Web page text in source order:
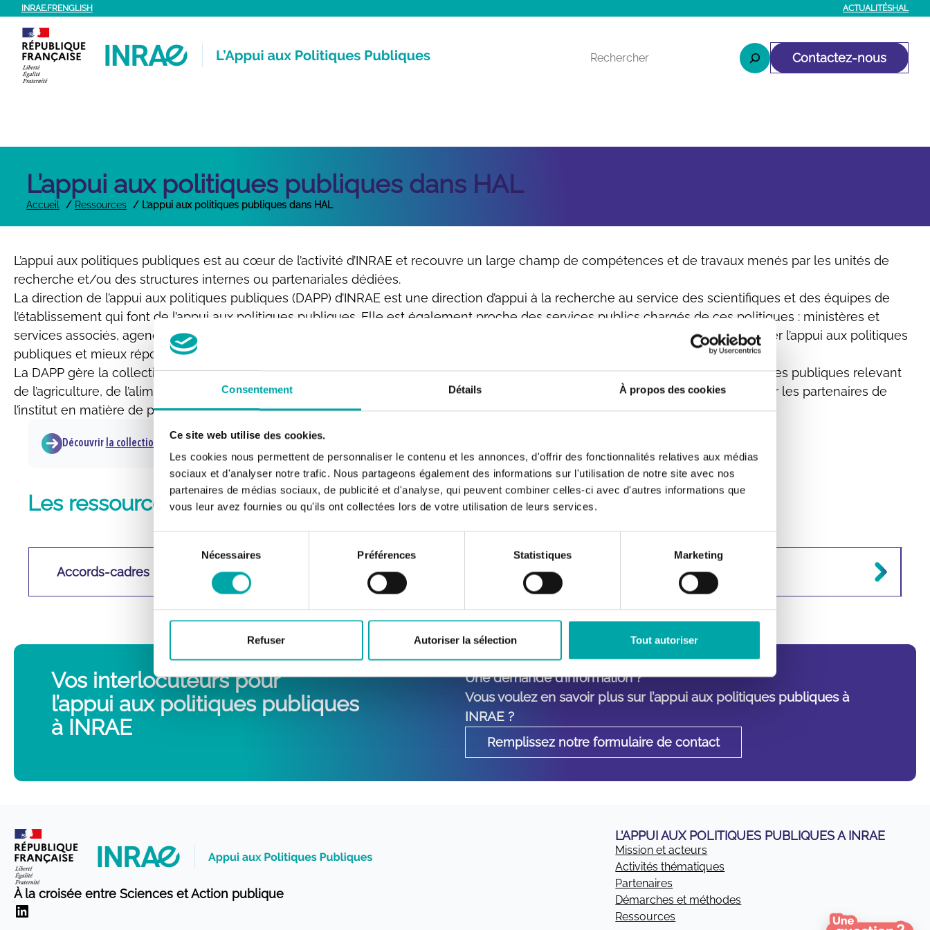
Consentement Détails À propos des cookies
Ce site web utilise des cookies.
Les cookies nous permettent de personnaliser le contenu et les annonces, d'offrir des fonctionnalités relatives aux médias
sociaux et d'analyser notre trafic. Nous partageons également des informations sur l'utilisation de notre site avec nos
partenaires de médias sociaux, de publicité et d'analyse, qui peuvent combiner celles-ci avec d'autres informations que
vous leur avez fournies ou qu'ils ont collectées lors de votre utilisation de leurs services.
consentement
Nécessaires Préférences Statistiques Marketing
Refuser Autoriser la sélection Tout autoriser
Aller
contenu
INRAE.FRENGLISH ACTUALITÉSHAL
Rechercher Contactez-nous
L’appui aux politiques publiques dans HAL
Accueil Ressources L’appui aux politiques publiques dans HAL
L’appui aux politiques publiques est au cœur de l’activité d’INRAE et recouvre un large champ de compétences et de travaux menés par les unités de
recherche et/ou des structures internes ou partenariales dédiées.
La direction de l’appui aux politiques publiques (DAPP) d’INRAE est une direction d’appui à la recherche au service des scientifiques et des équipes de
l’établissement qui font de l’appui aux politiques publiques. Elle est également proche des services publics chargés de ces politiques : ministères et
services associés, agences de financement et collectivités territoriales, etc. Elle est ainsi une courroie de transmission pour faciliter l’appui aux politiques
publiques et mieux répondre ou anticiper les besoins publics en matière de connaissances scientifiques.
La DAPP gère la collection HAL « Appui aux politiques publiques » qui regroupe les publications INRAE pour et/ou sur les politiques publiques relevant
de l’agriculture, de l’alimentation et de l’environnement. Elle vise à référencer les publications INRAE produites et/ou financées par les partenaires de
l’institut en matière de politiques publiques.
Découvrir la collection « Appui aux politiques publiques »
Les ressources en appui aux politiques publiques
Accords-cadres
Vos interlocuteurs pour
l’appui aux politiques publiques
à INRAE
Une demande d’information ?
Vous voulez en savoir plus sur l’appui aux politiques publiques à
INRAE ?
Remplissez notre formulaire de contact
À la croisée entre Sciences et Action publique
LinkedIn
L’APPUI AUX POLITIQUES PUBLIQUES A INRAE
Mission et acteurs
Activités thématiques
Partenaires
Démarches et méthodes
Ressources